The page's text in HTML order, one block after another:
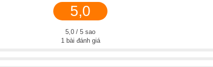
5,0
5,0 / 5 sao
1 bài đánh giá